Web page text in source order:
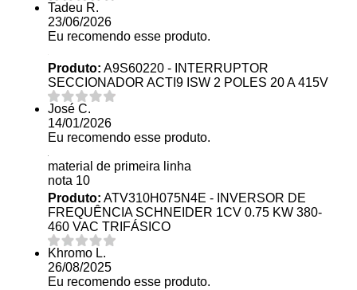
Tadeu R.
23/06/2026
Eu recomendo esse produto.
Produto: A9S60220 - INTERRUPTOR
SECCIONADOR ACTI9 ISW 2 POLES 20 A 415V
José C.
14/01/2026
Eu recomendo esse produto.
material de primeira linha
nota 10
Produto: ATV310H075N4E - INVERSOR DE
FREQUÊNCIA SCHNEIDER 1CV 0.75 KW 380-
460 VAC TRIFÁSICO
Khromo L.
26/08/2025
Eu recomendo esse produto.